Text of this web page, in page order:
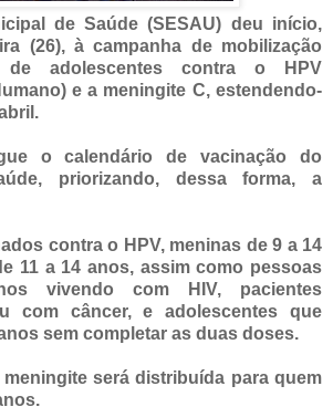
de Saúde (SESAU) deu início,
(26), à campanha de mobilização
de adolescentes contra o HPV
e a meningite C, estendendo-
o calendário de vacinação do
priorizando, dessa forma, a
contra o HPV, meninas de 9 a 14
11 a 14 anos, assim como pessoas
vivendo com HIV, pacientes
com câncer, e adolescentes que
sem completar as duas doses.
será distribuída para quem